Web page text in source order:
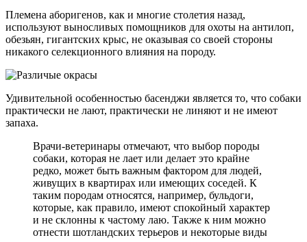
Племена аборигенов, как и многие столетия назад,
используют выносливых помощников для охоты на антилоп,
обезьян, гигантских крыс, не оказывая со своей стороны
никакого селекционного влияния на породу.
Удивительной особенностью басенджи является то, что собаки
практически не лают, практически не линяют и не имеют
запаха.
Врачи-ветеринары отмечают, что выбор породы
собаки, которая не лает или делает это крайне
редко, может быть важным фактором для людей,
живущих в квартирах или имеющих соседей. К
таким породам относятся, например, бульдоги,
которые, как правило, имеют спокойный характер
и не склонны к частому лаю. Также к ним можно
отнести шотландских терьеров и некоторые виды